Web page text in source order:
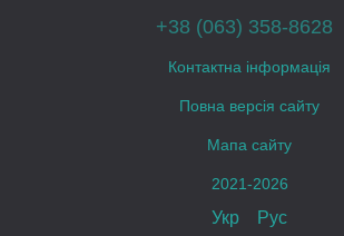
+38 (063) 358-8628
Контактна інформація
Повна версія сайту
Мапа сайту
2021-2026
Укр Рус